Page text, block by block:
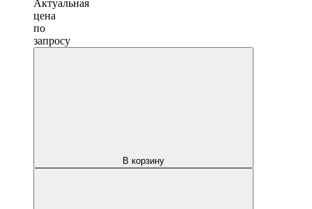
Актуальная
цена
по
запросу
В корзину